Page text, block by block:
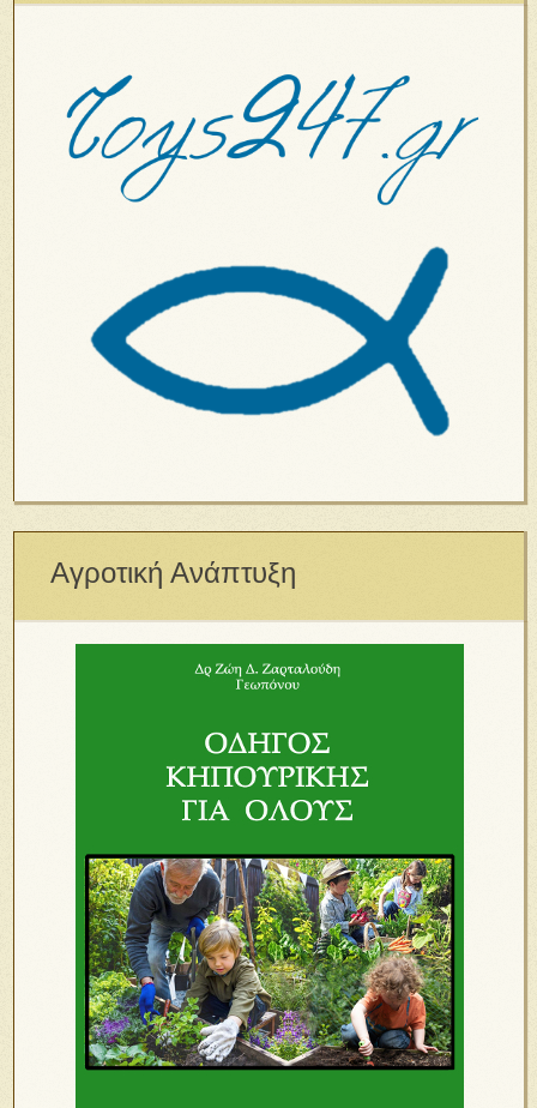
Αγροτική Ανάπτυξη